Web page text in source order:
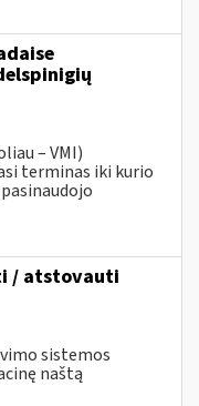
– VMI)
terminas iki kurio
/ atstovauti
sistemos
naštą